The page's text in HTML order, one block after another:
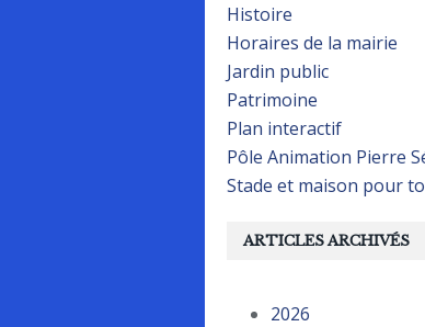
Histoire
Horaires de la mairie
Jardin public
Patrimoine
Plan interactif
Pôle Animation Pierre
Stade et maison pour
ARTICLES ARCHIVÉS
2026